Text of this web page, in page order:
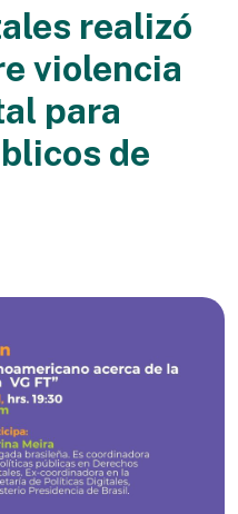
realizó
violencia
para
de